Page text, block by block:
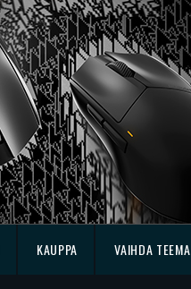
KAUPPA VAIHDA TEEMA